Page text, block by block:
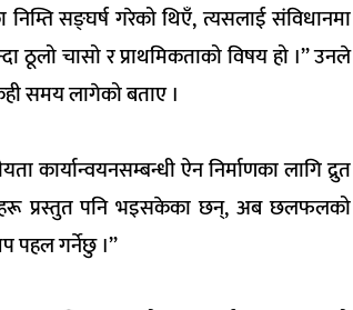
सङ्घर्ष गरेको थिएँ, त्यसलाई संविधानमा
ठूलो चासो र प्राथमिकताको विषय हो ।” उनले
समय लागेको बताए ।
कार्यान्वयनसम्बन्धी ऐन निर्माणका लागि द्रुत
प्रस्तुत पनि भइसकेका छन्, अब छलफलको
पहल गर्नेछु ।”